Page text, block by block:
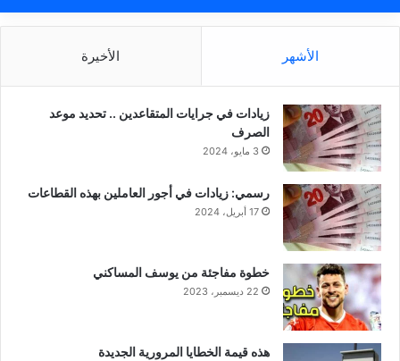
الأشهر الأخيرة
زيادات في جرايات المتقاعدين .. تحديد موعد
الصرف
3 مايو، 2024
رسمي: زيادات في أجور العاملين بهذه القطاعات
17 أبريل، 2024
خطوة مفاجئة من يوسف المساكني
22 ديسمبر، 2023
هذه قيمة الخطايا المرورية الجديدة